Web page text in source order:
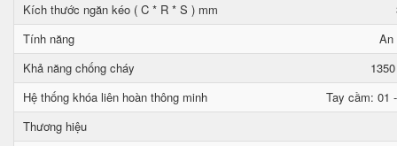
Kích thước ngăn kéo ( C * R * S ) mm
Tính năng
An
Khả năng chống cháy
Hệ thống khóa liên hoàn thông minh
Tay cầm: 01
Thương hiệu